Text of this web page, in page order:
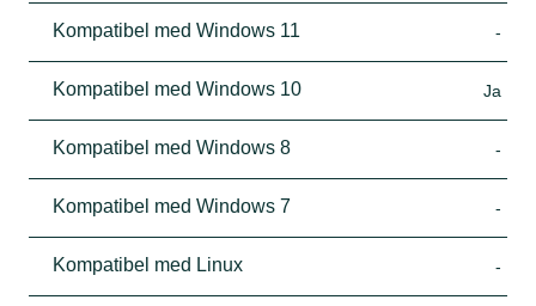
Kompatibel med Windows 11 -
Kompatibel med Windows 10 Ja
Kompatibel med Windows 8 -
Kompatibel med Windows 7 -
Kompatibel med Linux -